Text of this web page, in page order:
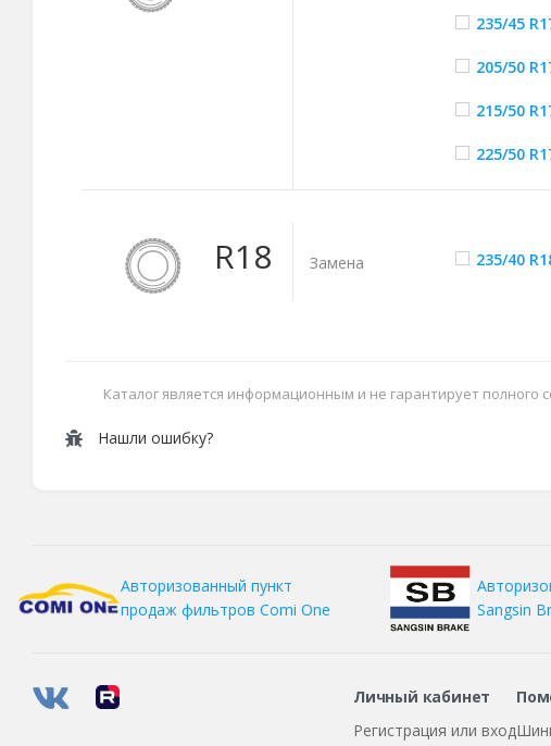
235/45
205/50
215/50
225/50
R18 Замена 235/40
Каталог является информационным и не гарантирует
Нашли ошибку?
Авторизованный пункт
продаж фильтров Comi One
Sangsin
Личный кабинет
Регистрация или вход